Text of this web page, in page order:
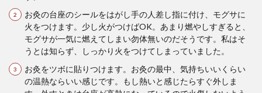
お灸の台座のシールをはがし手の人差し指に付け、モグサに
火をつけます。少し火がつけばOK。あまり燃やしすぎると、
モグサが一気に燃えてしまい勿体無いのだそうです。私はそ
うとは知らず、しっかり火をつけてしまっていました。
お灸をツボに貼りつけます。お灸の最中、気持ちいいくらい
の温熱ならいい感じです。もし熱いと感じたらすぐ外しま